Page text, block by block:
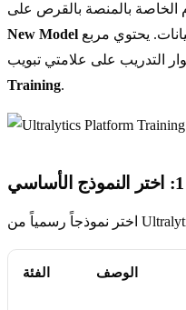
الخاصة بالمنصة بالقرص على
New Model
Training.
الفئة الوصف